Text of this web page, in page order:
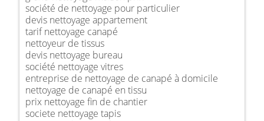
société de nettoyage pour particulier
devis nettoyage appartement
tarif nettoyage canapé
nettoyeur de tissus
devis nettoyage bureau
société nettoyage vitres
entreprise de nettoyage de canapé à domicile
nettoyage de canapé en tissu
prix nettoyage fin de chantier
societe nettoyage tapis